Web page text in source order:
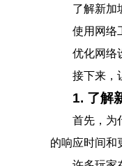
了解新加
使用网络
优化网络
接下来，
1. 了解
首先，为
的响应时间和